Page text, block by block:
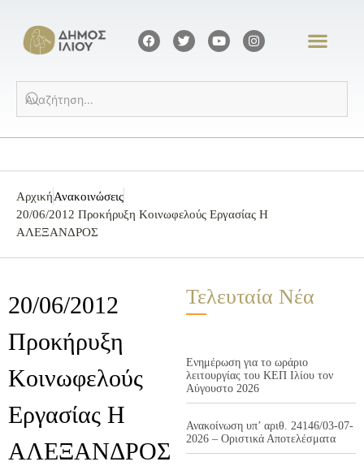
ΑρχικήΑνακοινώσεις
20/06/2012 Προκήρυξη Κοινωφελούς Εργασίας Η
ΑΛΕΞΑΝΔΡΟΣ
20/06/2012
Προκήρυξη
Κοινωφελούς
Εργασίας Η
ΑΛΕΞΑΝΔΡΟΣ
Τελευταία Νέα
Ενημέρωση για το ωράριο
λειτουργίας του ΚΕΠ Ιλίου τον
Αύγουστο 2026
Ανακοίνωση υπ’ αριθ. 24146/03-07-
2026 – Οριστικά Αποτελέσματα